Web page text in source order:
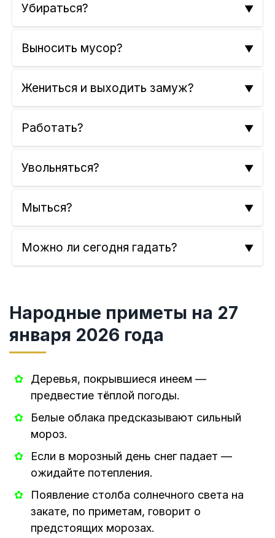
Убираться?
Выносить мусор?
Жениться и выходить замуж?
Работать?
Увольняться?
Мыться?
Можно ли сегодня гадать?
Народные приметы на 27
января 2026 года
Деревья, покрывшиеся инеем —
предвестие тёплой погоды.
Белые облака предсказывают сильный
мороз.
Если в морозный день снег падает —
ожидайте потепления.
Появление столба солнечного света на
закате, по приметам, говорит о
предстоящих морозах.